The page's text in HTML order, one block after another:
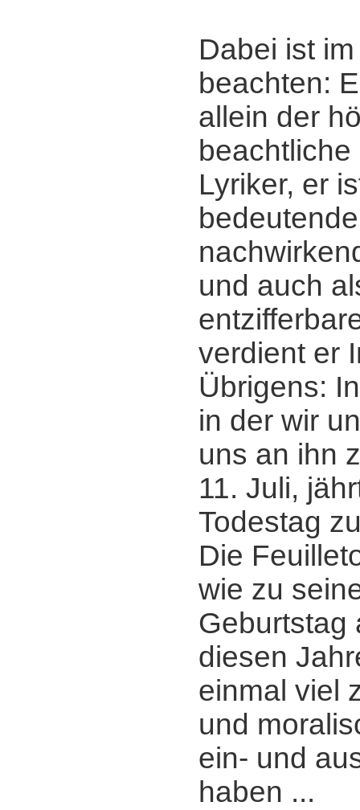
Dabei ist
beachten:
allein der
Lyriker, er
und auch
verdient er
Übrigens:
in der wir
uns an ihn
11. Juli,
Todestag
Die
wie zu
Geburtstag
diesen
einmal viel
und
ein- und
haben ...